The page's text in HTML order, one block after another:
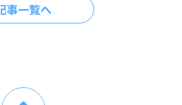
事一覧へ